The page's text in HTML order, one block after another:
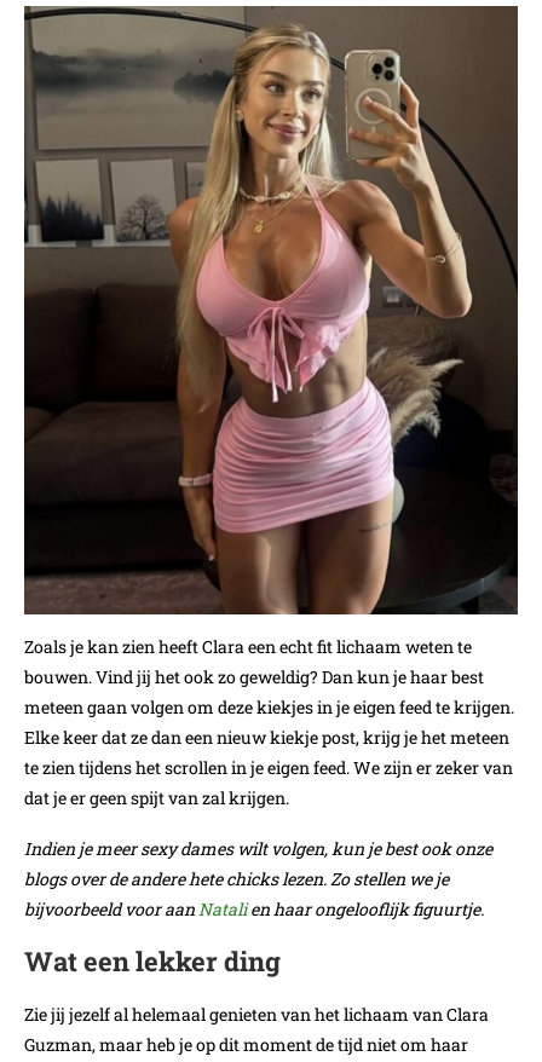
Zoals je kan zien heeft Clara een echt fit lichaam weten te
bouwen. Vind jij het ook zo geweldig? Dan kun je haar best
meteen gaan volgen om deze kiekjes in je eigen feed te krijgen.
Elke keer dat ze dan een nieuw kiekje post, krijg je het meteen
te zien tijdens het scrollen in je eigen feed. We zijn er zeker van
dat je er geen spijt van zal krijgen.
Indien je meer sexy dames wilt volgen, kun je best ook onze
blogs over de andere hete chicks lezen. Zo stellen we je
bijvoorbeeld voor aanNatalien haar ongelooflijk figuurtje.
Wat een lekker ding
Zie jij jezelf al helemaal genieten van het lichaam van Clara
Guzman, maar heb je op dit moment de tijd niet om haar